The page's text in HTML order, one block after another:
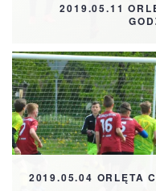
2019.05.11
2019.05.04 ORLĘTA